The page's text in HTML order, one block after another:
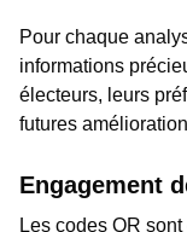
Pour chaque
informations
électeurs, leurs
futures
Engagement
Les codes QR